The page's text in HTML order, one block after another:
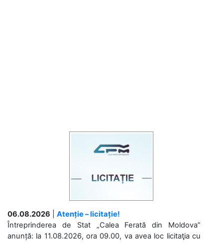
06.08.2026
Atenție – licitație!
Întreprinderea de Stat „Calea Ferată din Moldova”
anunță: la 11.08.2026, ora 09.00, va avea loc licitaţia cu